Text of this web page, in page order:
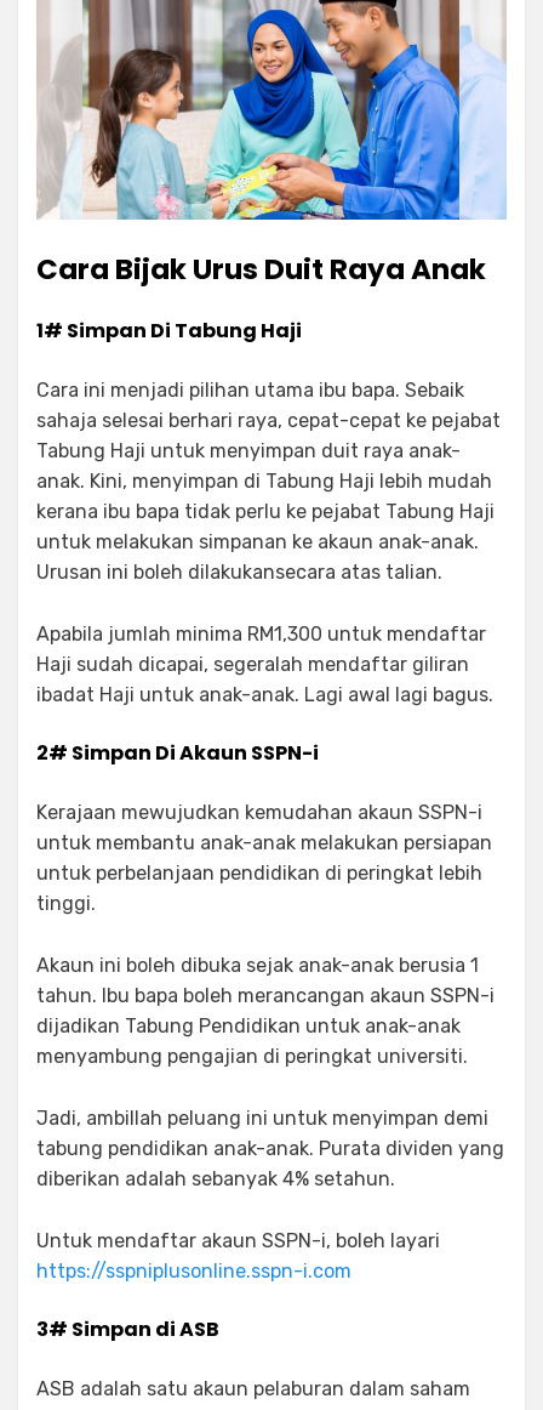
Cara Bijak Urus Duit Raya Anak
1# Simpan Di Tabung Haji
Cara ini menjadi pilihan utama ibu bapa. Sebaik
sahaja selesai berhari raya, cepat-cepat ke pejabat
Tabung Haji untuk menyimpan duit raya anak-
anak. Kini, menyimpan di Tabung Haji lebih mudah
kerana ibu bapa tidak perlu ke pejabat Tabung Haji
untuk melakukan simpanan ke akaun anak-anak.
Urusan ini boleh dilakukansecara atas talian.
Apabila jumlah minima RM1,300 untuk mendaftar
Haji sudah dicapai, segeralah mendaftar giliran
ibadat Haji untuk anak-anak. Lagi awal lagi bagus.
2# Simpan Di Akaun SSPN-i
Kerajaan mewujudkan kemudahan akaun SSPN-i
untuk membantu anak-anak melakukan persiapan
untuk perbelanjaan pendidikan di peringkat lebih
tinggi.
Akaun ini boleh dibuka sejak anak-anak berusia 1
tahun. Ibu bapa boleh merancangan akaun SSPN-i
dijadikan Tabung Pendidikan untuk anak-anak
menyambung pengajian di peringkat universiti.
Jadi, ambillah peluang ini untuk menyimpan demi
tabung pendidikan anak-anak. Purata dividen yang
diberikan adalah sebanyak 4% setahun.
Untuk mendaftar akaun SSPN-i, boleh layari
https://sspniplusonline.sspn-i.com
3# Simpan di ASB
ASB adalah satu akaun pelaburan dalam saham